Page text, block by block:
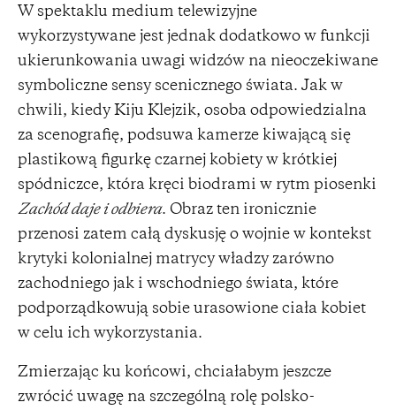
W spektaklu medium telewizyjne
wykorzystywane jest jednak dodatkowo w funkcji
ukierunkowania uwagi widzów na nieoczekiwane
symboliczne sensy scenicznego świata. Jak w
chwili, kiedy Kiju Klejzik, osoba odpowiedzialna
za scenografię, podsuwa kamerze kiwającą się
plastikową figurkę czarnej kobiety w krótkiej
spódniczce, która kręci biodrami w rytm piosenki
Zachód daje i odbiera. Obraz ten ironicznie
przenosi zatem całą dyskusję o wojnie w kontekst
krytyki kolonialnej matrycy władzy zarówno
zachodniego jak i wschodniego świata, które
podporządkowują sobie urasowione ciała kobiet
w celu ich wykorzystania.
Zmierzając ku końcowi, chciałabym jeszcze
zwrócić uwagę na szczególną rolę polsko-